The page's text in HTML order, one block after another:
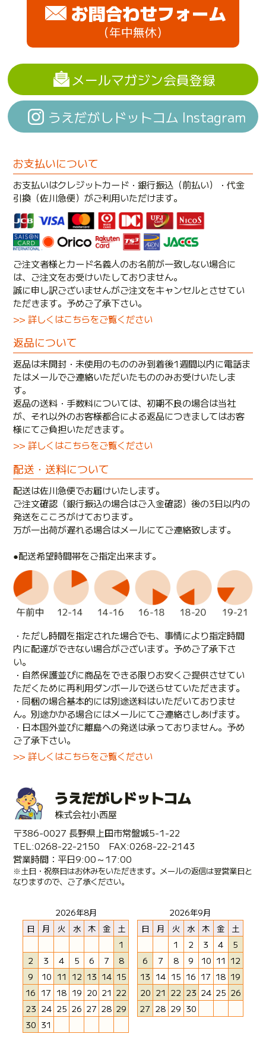
お問合わせフォーム
（年中無休）
メールマガジン会員登録
うえだがしドットコム Instagram
お支払いについて
お支払いはクレジットカード・銀行振込（前払い）・代金
引換（佐川急便）がご利用いただけます。
ご注文者様とカード名義人のお名前が一致しない場合に
は、ご注文をお受けいたしておりません。
誠に申し訳ございませんがご注文をキャンセルとさせてい
ただきます。予めご了承下さい。
>> 詳しくはこちらをご覧ください
返品について
返品は未開封・未使用のもののみ到着後1週間以内に電話ま
たはメールでご連絡いただいたもののみお受けいたしま
す。
返品の送料・手数料については、初期不良の場合は当社
が、それ以外のお客様都合による返品につきましてはお客
様にてご負担いただきます。
>> 詳しくはこちらをご覧ください
配送・送料について
配送は佐川急便でお届けいたします。
ご注文確認（銀行振込の場合はご入金確認）後の3日以内の
発送をこころがけております。
万が一出荷が遅れる場合はメールにてご連絡致します。
●配送希望時間帯をご指定出来ます。
・ただし時間を指定された場合でも、事情により指定時間
内に配達ができない場合がございます。予めご了承下さ
い。
・自然保護並びに商品をできる限りお安くご提供させてい
ただくために再利用ダンボールで送らせていただきます。
・同梱の場合基本的には別途送料はいただいておりませ
ん。別途かかる場合にはメールにてご連絡さしあげます。
・日本国外並びに離島への発送は承っておりません。予め
ご了承下さい。
>> 詳しくはこちらをご覧ください
うえだがしドットコム
株式会社小西屋
〒386-0027 長野県上田市常盤城5-1-22
TEL:0268-22-2150 FAX:0268-22-2143
営業時間：平日9:00～17:00
※土日・祝祭日はお休みをいただきます。メールの返信は翌営業日と
なりますので、ご了承ください。
2026年8月
日
月 火 水 木 金
土
1
2
3 4 5 6 7
8
9
10 11 12 13 14 15
16 17 18 19 20 21 22
23 24 25 26 27 28 29
30 31
2026年9月
日
月 火 水 木 金
土
1
2 3 4
5
6
7 8 9 10 11 12
13 14 15 16 17 18 19
20 21 22 23 24 25 26
27 28 29 30